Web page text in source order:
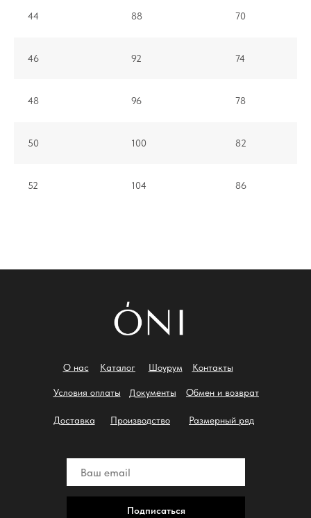
44 88 70
46 92 74
48 96 78
50 100 82
52 104 86
Условия оплаты
О нас Каталог Шоурум Контакты
Документы Обмен и возврат
Доставка Производство Размерный ряд
Подписаться